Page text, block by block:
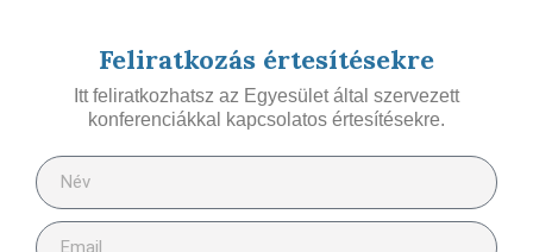
Feliratkozás értesítésekre
Itt feliratkozhatsz az Egyesület által szervezett
konferenciákkal kapcsolatos értesítésekre.